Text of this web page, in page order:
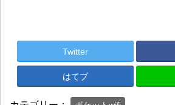
Twitter
はてブ